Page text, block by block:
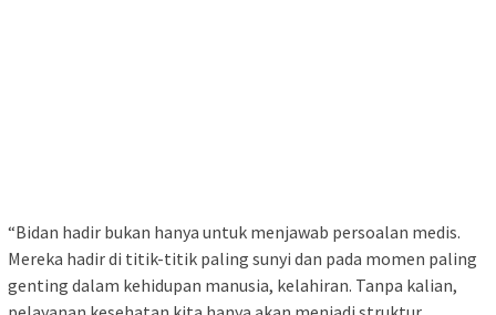
“Bidan hadir bukan hanya untuk menjawab persoalan medis.
Mereka hadir di titik-titik paling sunyi dan pada momen paling
genting dalam kehidupan manusia, kelahiran. Tanpa kalian,